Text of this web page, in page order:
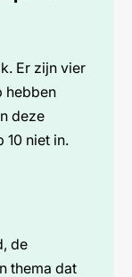
Er zijn vier
hebben
deze
10 niet in.
de
thema dat